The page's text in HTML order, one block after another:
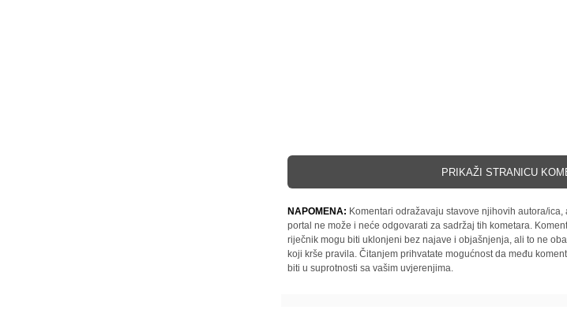
PRIKAŽI STRANICU
NAPOMENA: Komentari odražavaju stavove njihovih autora/
portal ne može i neće odgovarati za sadržaj tih kometara.
riječnik mogu biti uklonjeni bez najave i objašnjenja, ali to ne
koji krše pravila. Čitanjem prihvatate mogućnost da među
biti u suprotnosti sa vašim uvjerenjima.